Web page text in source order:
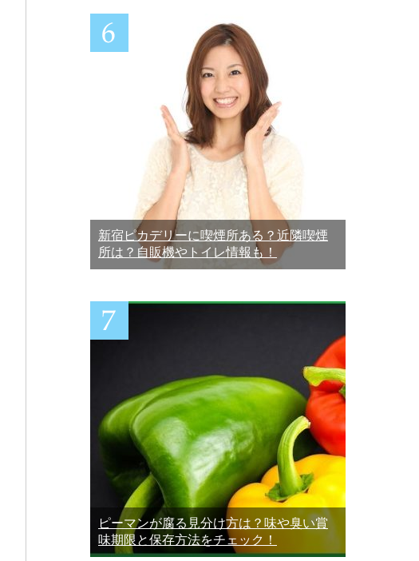
新宿ピカデリーに喫煙所ある？近隣喫煙
所は？自販機やトイレ情報も！
ピーマンが腐る見分け方は？味や臭い賞
味期限と保存方法をチェック！